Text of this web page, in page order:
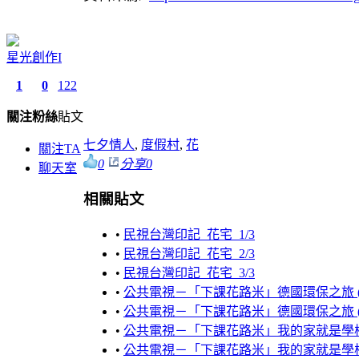
星光創作I
1
關注
0
粉絲
122
貼文
關注TA
聊天室
七夕情人, 度假村, 花
0
分享0
相關貼文
• 民視台灣印記_花宅_1/3
• 民視台灣印記_花宅_2/3
• 民視台灣印記_花宅_3/3
• 公共電視－「下課花路米」德國環保之旅
• 公共電視－「下課花路米」德國環保之旅
• 公共電視－「下課花路米」我的家就是學
• 公共電視－「下課花路米」我的家就是學